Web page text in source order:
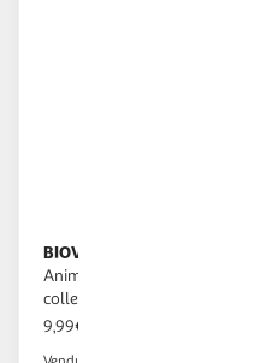
BIOVIVA
Animaux Marins inclus une carte
collector
9,99€ / pce